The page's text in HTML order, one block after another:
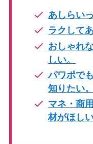
あしらい
ラクして
おしゃれ
しい。
パワポで
知りたい。
マネ・商
材がほしい